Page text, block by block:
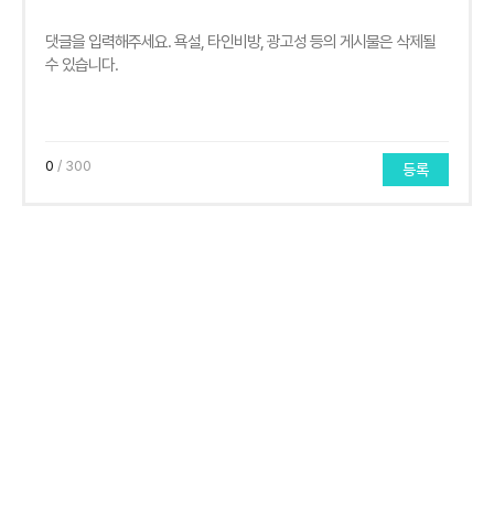
0 / 300 등록